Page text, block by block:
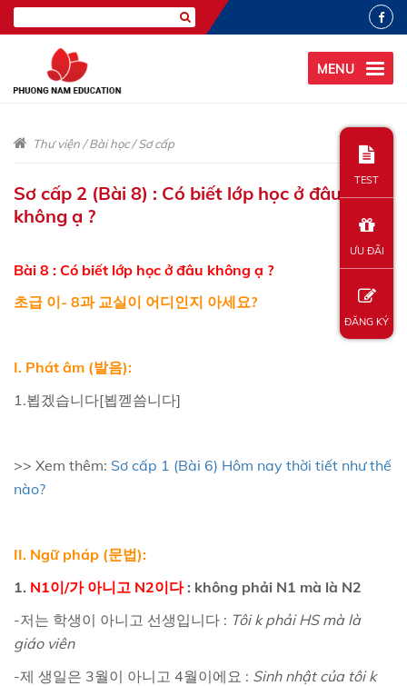
MENU
Thư viện/Bài học/Sơ cấp
Sơ cấp 2 (Bài 8) : Có biết lớp học ở đâu
không ạ ?
Bài 8 : Có biết lớp học ở đâu không ạ ?
초급 이- 8과 교실이 어디인지 아세요?
I. Phát âm (발음):
1.뵙겠습니다[뵙껟씀니다]
>> Xem thêm: Sơ cấp 1 (Bài 6) Hôm nay thời tiết như thế
nào?
II. Ngữ pháp (문법):
1. N1이/가 아니고 N2이다: không phải N1 mà là N2
-저는 학생이 아니고 선생입니다 : Tôi k phải HS mà là
giáo viên
-제 생일은 3월이 아니고 4월이에요 : Sinh nhật của tôi k
TEST
ƯU ĐÃI
ĐĂNG KÝ